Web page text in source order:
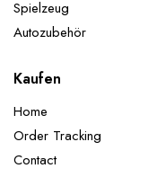
Spielzeug
Autozubehör
Kaufen
Home
Order Tracking
Contact